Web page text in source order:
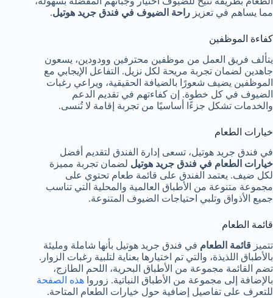
مما يساهم في تعزيز راحة الضيوف في فندق جريد هوتيل.
كفاءة الموظفين
يتألف فريق العمل من موظفين محترفين وودودين، يسعون
جاهدين لضمان تجربة مريحة لكل نزيل. التفاعل الإيجابي مع
الموظفين يضيف شعورًا بالضيافة الحقيقية، ويراعي رغبات
الضيوف في كل خطوة. إن كفاءتهم في تقديم الدعم
والخدمات تشكل جزءًا أساسيًا من تجربة إقامة لا تُنسى.
خيارات الطعام
في فندق جريد هوتيل، تسعى إدارة الفندق لتقديم أفضل
خيارات الطعام في فندق جريد هوتيل لضمان تجربة مميزة
لكل ضيف. يعتمد الفندق على قائمة طعام تحتوي على
مجموعة متنوعة من الأطباق العالمية والمحلية التي تناسب
جميع الأذواق وتلبي احتياجات الضيوف المتنوعة.
قائمة الطعام
تتميز قائمة الطعام في فندق جريد هوتيل بأنها شاملة ومليئة
بالأطباق اللذيذة، والتي تم اختيارها بعناية لتلبية رغبات الزوار.
تضم القائمة مجموعة من الأطباق البحرية، اللحم الطازج،
بالإضافة إلى مجموعة من الأطباق النباتية. زوروا هذه الصفحة
للتعرف على تفاصيل إضافية حول خيارات الطعام المتاحة.